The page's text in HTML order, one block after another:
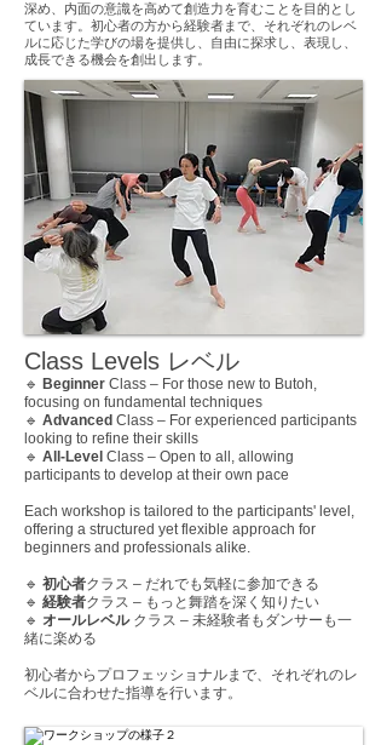
深め、内面の意識を高めて創造力を育むことを目的とし
ています。初心者の方から経験者まで、それぞれのレベ
ルに応じた学びの場を提供し、自由に探求し、表現し、
成長できる機会を創出します。
Class Levels レベル
🔹 Beginner Class – For those new to Butoh,
focusing on fundamental techniques
🔹 Advanced Class – For experienced participants
looking to refine their skills
🔹 All-Level Class – Open to all, allowing
participants to develop at their own pace
Each workshop is tailored to the participants' level,
offering a structured yet flexible approach for
beginners and professionals alike.
🔹 初心者クラス – だれでも気軽に参加できる
🔹 経験者クラス – もっと舞踏を深く知りたい
🔹 オールレベルクラス – 未経験者もダンサーも一
緒に楽める​
初心者からプロフェッショナルまで、それぞれのレ
ベルに合わせた指導を行います。